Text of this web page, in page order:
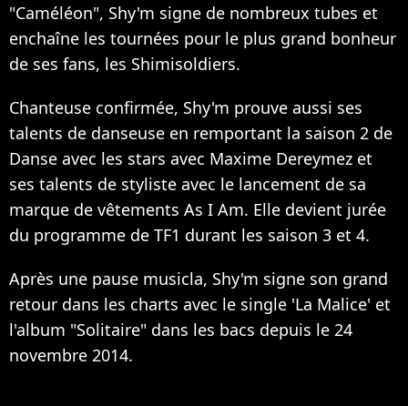
"Caméléon", Shy'm signe de nombreux tubes et
enchaîne les tournées pour le plus grand bonheur
de ses fans, les Shimisoldiers.
Chanteuse confirmée, Shy'm prouve aussi ses
talents de danseuse en remportant la saison 2 de
Danse avec les stars avec Maxime Dereymez et
ses talents de styliste avec le lancement de sa
marque de vêtements As I Am. Elle devient jurée
du programme de TF1 durant les saison 3 et 4.
Après une pause musicla, Shy'm signe son grand
retour dans les charts avec le single 'La Malice' et
l'album "Solitaire" dans les bacs depuis le 24
novembre 2014.